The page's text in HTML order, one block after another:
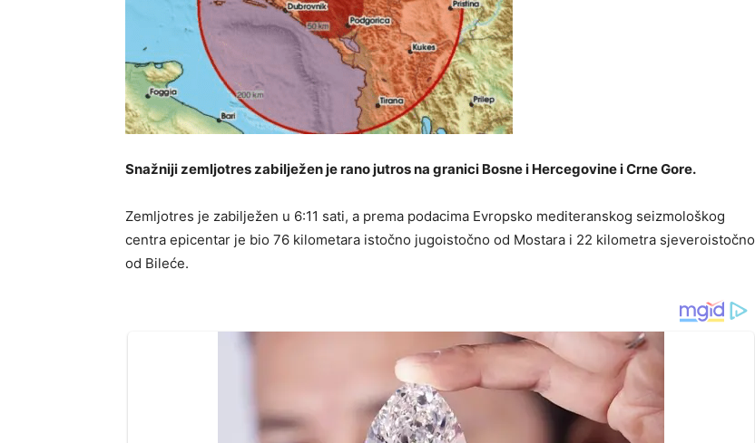
Snažniji zemljotres zabilježen je rano jutros na granici Bosne i Hercegovine i Crne Gore.
Zemljotres je zabilježen u 6:11 sati, a prema podacima Evropsko mediteranskog seizmološkog
centra epicentar je bio 76 kilometara istočno jugoistočno od Mostara i 22 kilometra sjeveroistočno
od Bileće.